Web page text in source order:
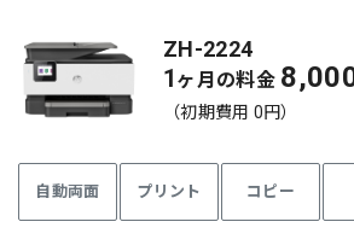
ZH-2224
1 ヶ月の料金
（初期費用 0円）
自動両面 プリント コピー